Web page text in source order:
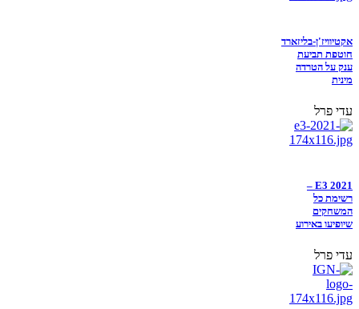
אקטיוויז'ן-בליזארד
חוטפת תביעת
ענק על הטרדה
מינית
עדי פרל
E3 2021 –
רשימת כל
המשחקים
שיופיעו באירוע
עדי פרל